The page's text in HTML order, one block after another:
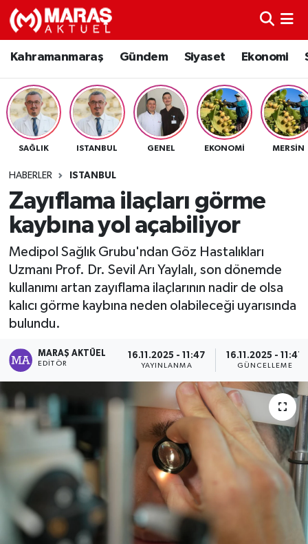
Kahramanmaraş Gündem Siyaset Ekonomi
SAĞLIK ISTANBUL GENEL EKONOMI MERSIN
HABERLER ISTANBUL
Zayıflama ilaçları görme
kaybına yol açabiliyor
Medipol Sağlık Grubu'ndan Göz Hastalıkları
Uzmanı Prof. Dr. Sevil Arı Yaylalı, son dönemde
kullanımı artan zayıflama ilaçlarının nadir de olsa
kalıcı görme kaybına neden olabileceği uyarısında
bulundu.
MARAŞ AKTÜEL
EDITÖR
16.11.2025 - 11:47
YAYINLANMA
16.11.2025 - 11:47
GÜNCELLEME
Kahramanmaraş
Gündem
Siyaset
Spor
Sağlık
Teknoloji
Eğitim
Kültür Sanat
Nöbetçi Eczaneler
Hava Durumu
Namaz Vakitleri
TFF 3.Lig 4.Grup Puan Durumu ve Fikstür
Tüm Manşetler
Son Dakika Haberleri
Haber Arşivi